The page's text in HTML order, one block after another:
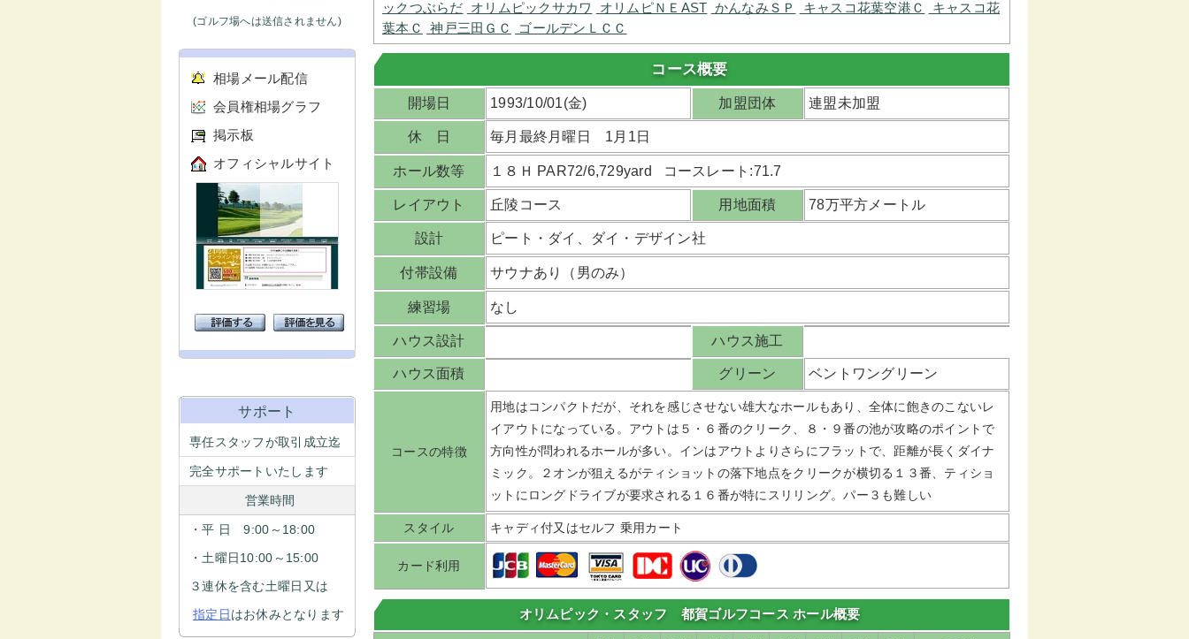
(ゴルフ場へは送信されません)
相場メール配信
会員権相場グラフ
掲示板
オフィシャルサイト
サポート
専任スタッフが取引成立迄
完全サポートいたします
営業時間
・平 日 9:00～18:00
・土曜日10:00～15:00
３連休を含む土曜日又は
指定日はお休みとなります
ックつぶらだ
オリムピックサカワ オリムピＮＥAST かんなみＳＰ キャスコ花葉空港Ｃ
キャスコ花
葉本Ｃ
神戸三田ＧＣ ゴールデンＬＣＣ
コース概要
開場日 1993/10/01(金) 加盟団体 連盟未加盟
休 日 毎月最終月曜日 1月1日
ホール数等 １８Ｈ PAR72/6,729yard コースレート:71.7
レイアウト 丘陵コース 用地面積 78万平方メートル
設計 ピート・ダイ、ダイ・デザイン社
付帯設備 サウナあり（男のみ）
練習場 なし
ハウス設計 ハウス施工
ハウス面積 グリーン ベントワングリーン
コースの特徴
用地はコンパクトだが、それを感じさせない雄大なホールもあり、全体に飽きのこないレ
イアウトになっている。アウトは５・６番のクリーク、８・９番の池が攻略のポイントで
方向性が問われるホールが多い。インはアウトよりさらにフラットで、距離が長くダイナ
ミック。２オンが狙えるがティショットの落下地点をクリークが横切る１３番、ティショ
ットにロングドライブが要求される１６番が特にスリリング。パー３も難しい
スタイル キャディ付又はセルフ 乗用カート
カード利用
オリムピック・スタッフ 都賀ゴルフコース ホール概要